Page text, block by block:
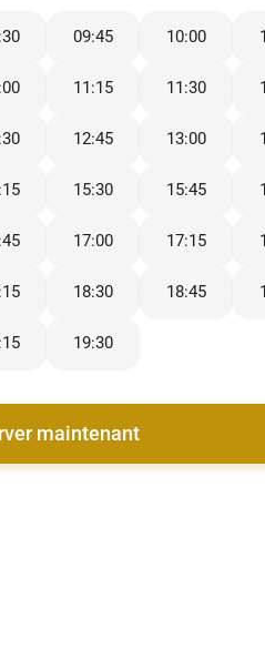
09:45 10:00
11:15 11:30
12:45 13:00
15:30 15:45
17:00 17:15
18:30 18:45
19:30
maintenant